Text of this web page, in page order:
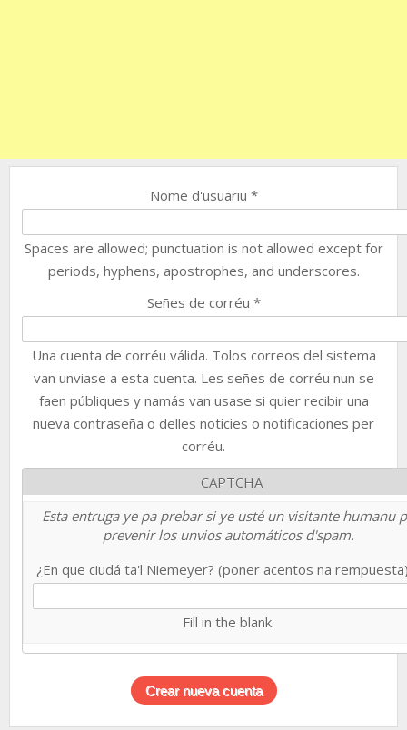
Nome d'usuariu *
Spaces are allowed; punctuation is not allowed except for
periods, hyphens, apostrophes, and underscores.
Señes de corréu *
Una cuenta de corréu válida. Tolos correos del sistema
van unviase a esta cuenta. Les señes de corréu nun se
faen públiques y namás van usase si quier recibir una
nueva contraseña o delles noticies o notificaciones per
corréu.
CAPTCHA
Esta entruga ye pa prebar si ye usté un visitante humanu
prevenir los unvios automáticos d'spam.
¿En que ciudá ta'l Niemeyer? (poner acentos na
Fill in the blank.